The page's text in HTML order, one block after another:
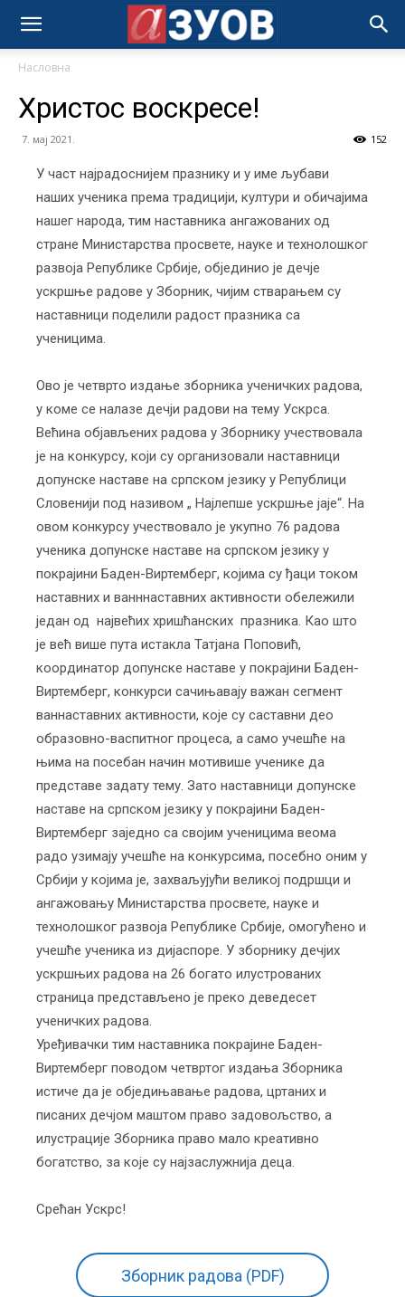
Насловна
Христос воскресе!
7. мај 2021. 152
У част најрадоснијем празнику и у име љубави
наших ученика према традицији, култури и обичајима
нашег народа, тим наставника ангажованих од
стране Министарства просвете, науке и технолошког
развоја Републике Србије, објединио је дечје
ускршње радове у Зборник, чијим стварањем су
наставници поделили радост празника са
ученицима.
Ово је четврто издање зборника ученичких радова,
у коме се налазе дечји радови на тему Ускрса.
Већина објављених радова у Зборнику учествовала
је на конкурсу, који су организовали наставници
допунске наставе на српском језику у Републици
Словенији под називом „ Најлепше ускршње јаје“. На
овом конкурсу учествовало је укупно 76 радова
ученика допунске наставе на српском језику у
покрајини Баден-Виртемберг, којима су ђаци током
наставних и ванннаставних активности обележили
један од највећих хришћанских празника. Као што
је већ више пута истакла Татјана Поповић,
координатор допунске наставе у покрајини Баден-
Виртемберг, конкурси сачињавају важан сегмент
ваннаставних активности, које су саставни део
образовно-васпитног процеса, a само учешће на
њима на посебан начин мотивише ученике да
представе задату тему. Зато наставници допунске
наставе на српском језику у покрајини Баден-
Виртемберг заједно са својим ученицима веома
радо узимају учешће на конкурсима, посебно оним у
Србији у којима је, захваљујући великој подршци и
ангажовању Министарства просвете, науке и
технолошког развоја Републике Србије, омогућено и
учешће ученика из дијаспоре. У зборнику дечјих
ускршњих радова на 26 богато илустрованих
страница представљено је преко деведесет
ученичких радова.
Уређивачки тим наставника покрајине Баден-
Виртемберг поводом четвртог издања Зборника
истиче да је обједињавање радова, цртаних и
писаних дечјом маштом право задовољство, а
илустрације Зборника право мало креативно
богатство, за које су најзаслужнија деца.
Срећан Ускрс!
Зборник радова (PDF)